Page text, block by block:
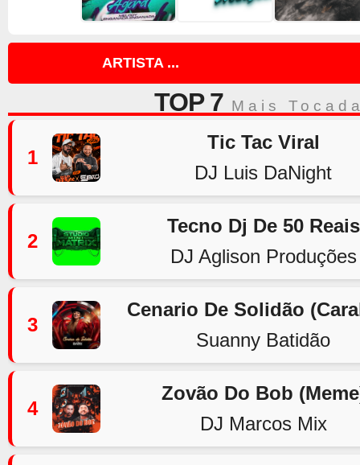
ARTISTA ...
TOP 7 Mais
1
Tic Tac Viral
DJ Luis DaNight
2
Tecno Dj De 50 Reais
DJ Aglison Produções
3
Cenario De Solidão
Suanny Batidão
4
Zovão Do Bob
DJ Marcos Mix